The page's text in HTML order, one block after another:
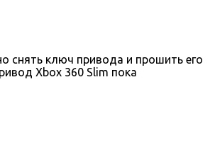
снять ключ привода и прошить его
Xbox 360 Slim пока